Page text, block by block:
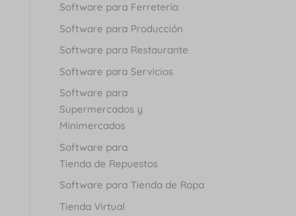
Software para Ferretería
Software para Producción
Software para Restaurante
Software para Servicios
Software para
Supermercados y
Minimercados
Software para
Tienda de Repuestos
Software para Tienda de Ropa
Tienda Virtual